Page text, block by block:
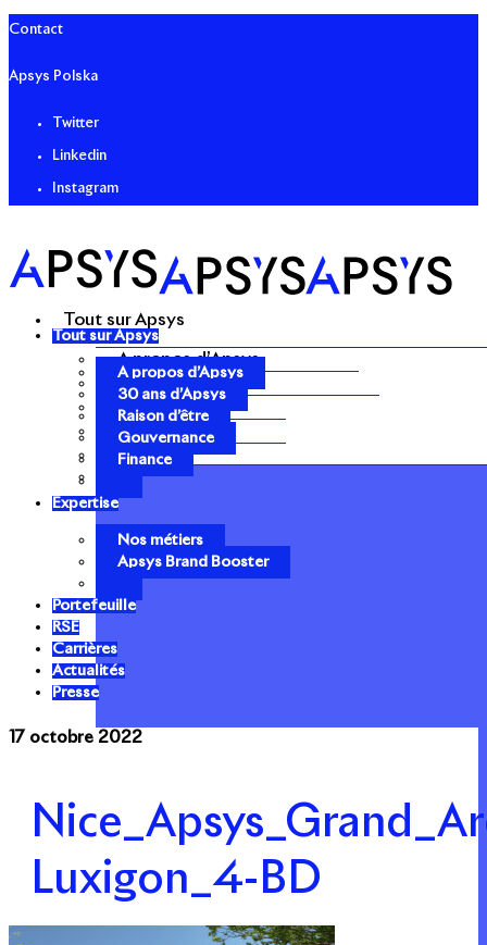
Contact
Apsys Polska
Twitter
Linkedin
Instagram
Tout sur Apsys
A propos d’Apsys
30 ans d’Apsys
Raison d’être
Gouvernance
Finance
Tout sur Apsys
A propos d’Apsys
30 ans d’Apsys
Raison d’être
Gouvernance
Finance
Expertise
Nos métiers
Apsys Brand Booster
Portefeuille
RSE
Carrières
Actualités
Presse
17 octobre 2022
Luxigon_4-BD